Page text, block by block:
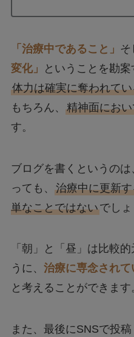
「治療中であること」 そ
変化」
ということを勘案
体力は確実に奪われて
もちろん、 精神面にお
す。
ブログを書くというの
っても、 治療中に更新
単なことではないでしょ
「朝」と「昼」は比較
うに、 治療に専念され
と考えることができます
また、最後にSNSで投